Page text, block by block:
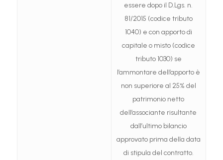
essere dopo il D.Lgs. n.
81/2015 (codice tributo
1040) e con apporto di
capitale o misto (codice
tributo 1030) se
l’ammontare dell’apporto è
non superiore al 25% del
patrimonio netto
dell’associante risultante
dall’ultimo bilancio
approvato prima della data
di stipula del contratto.